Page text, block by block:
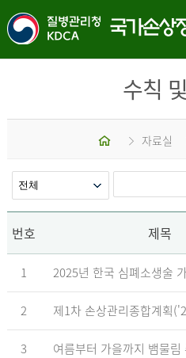
수칙
자료실
번호 제목
1 2025년 한국 심폐소생술
2 제1차 손상관리종합계획
3 여름부터 가을까지 뱀물림